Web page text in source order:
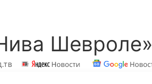
Шевроле»